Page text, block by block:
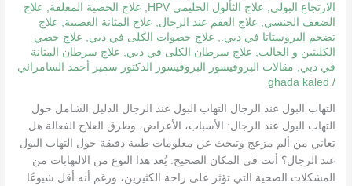
الارتجاع البولي, علاج الثألول الحليمي HPV , علاج الخصية المعلقة, علاج
الضعف الجنسي, علاج العقم عند الرجال, علاج المثانة العصبية, علاج
تضخم البروستاتا في دبي., علاج حصوات الكلى في دبي, علاج حصي
الكليتين و الحالب, علاج سرطان الكلى في دبي, علاج سرطان المثانة
في دبي, مقالات البروفيسور البروفيسور الدكتور سمير أحمد السامرائي
/
ghada kaled
التهاب البول عند الرجال التهاب البول عند الرجال الدليل الشامل حول
التهاب البول عند الرجال: الأسباب، الأعراض، وطرق العلاج الفعالة هل
تعاني من ألم مزعج وتبحث عن معلومات طبية دقيقة حول التهاب البول
عند الرجال؟ أنت في المكان الصحيح. يُعد هذا النوع من الالتهابات من
المشكلات الصحية التي تؤثر على راحة الكثيرين، ورغم أنه أقل شيوعًا